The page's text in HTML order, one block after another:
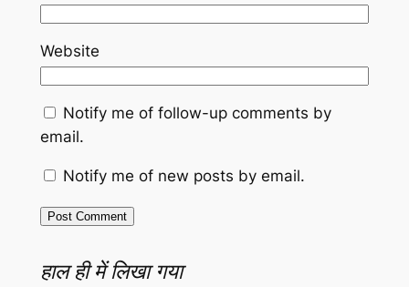
Website
Notify me of follow-up comments by
email.
Notify me of new posts by email.
हाल ही में लिखा गया